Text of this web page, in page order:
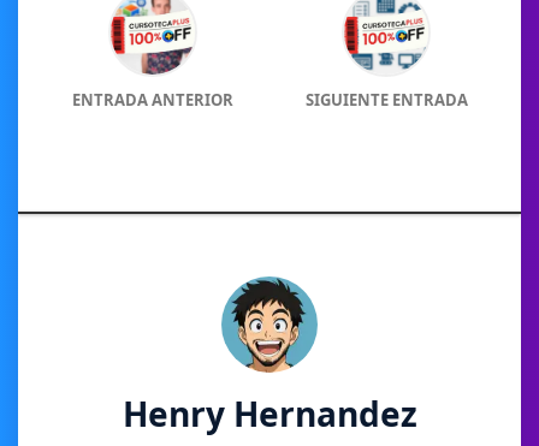
ENTRADA ANTERIOR SIGUIENTE ENTRADA
Henry Hernandez